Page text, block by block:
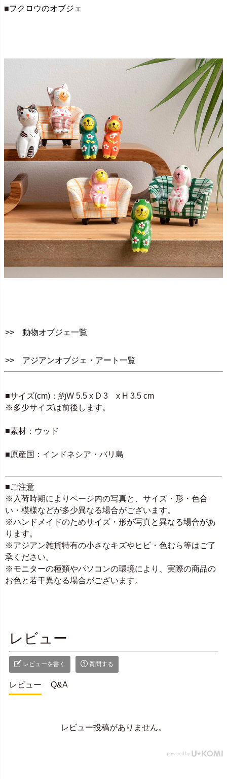
■フクロウのオブジェ
>> 動物オブジェ一覧
>> アジアンオブジェ・アート一覧
■サイズ(cm)：約W 5.5 x D 3 x H 3.5 cm
※多少サイズは前後します。
■素材：ウッド
■原産国：インドネシア・バリ島
■ご注意
※入荷時期によりページ内の写真と、サイズ・形・色合
い・模様などが多少異なる場合がございます。
※ハンドメイドのためサイズ・形が写真と異なる場合があ
ります。
※アジアン雑貨特有の小さなキズやヒビ・色むら等はご了
承ください。
※モニターの種類やパソコンの環境により、実際の商品の
お色と若干異なる場合がございます。
レビュー
レビューを書く 質問する
レビュー Q&A
レビュー投稿がありません。